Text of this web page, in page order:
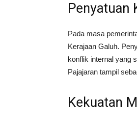
Penyatuan
Pada masa
Kerajaan Galuh.
konflik internal yang
Pajajaran tampil
Kekuatan